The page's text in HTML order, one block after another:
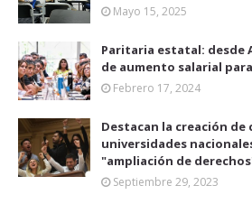
Mayo 15, 2025
Paritaria estatal: desde
de aumento salarial
Febrero 17, 2024
Destacan la creación de
universidades
"ampliación de
Septiembre 29, 2023